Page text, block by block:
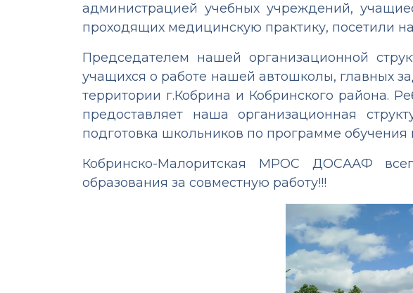
администрацией учебных учреждений,
проходящих медицинскую практику, посетили
Председателем нашей организационной
учащихся о работе нашей автошколы, главных
территории г.Кобрина и Кобринского района.
предоставляет наша организационная
подготовка школьников по программе обучения
Кобринско-Малоритская МРОС ДОСААФ
образования за совместную работу!!!